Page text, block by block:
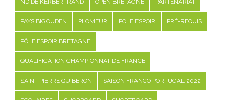
ND DE KERBERTRAND OPEN BRETAGNE PARTENARIAT
PAYS BIGOUDEN PLOMEUR POLE ESPOIR PRÉ-REQUIS
PÔLE ESPOIR BRETAGNE
QUALIFICATION CHAMPIONNAT DE FRANCE
SAINT PIERRE QUIBERON SAISON FRANCO PORTUGAL 2022